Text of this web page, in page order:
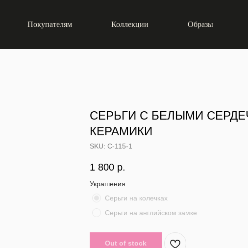
Покупателям Коллекции Образы
СЕРЬГИ С БЕЛЫМИ
КЕРАМИКИ
SKU: С-115-1
1 800 р.
Украшения
Серьги на колечках
Серьги на английском замке
Out of stock